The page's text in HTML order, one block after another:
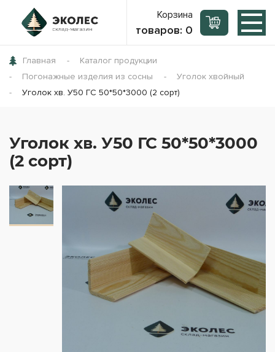
Корзина
товаров: 0
Главная
Каталог продукции
Погонажные изделия из сосны
Уголок хвойный
Уголок хв. У50 ГС 50*50*3000 (2 сорт)
Уголок хв. У50 ГС 50*50*3000
(2 сорт)